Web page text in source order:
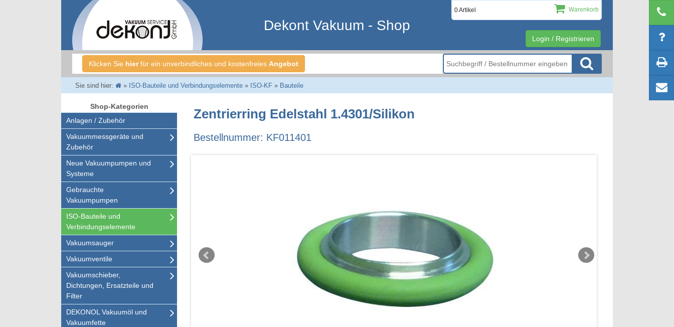
Login / Registrieren
0 Artikel Warenkorb
Dekont Vakuum - Shop
Klicken Sie hierfür ein unverbindliches und kostenfreies Angebot
Sie sind hier: » ISO-Bauteile und Verbindungselemente» ISO-KF» Bauteile
Shop-Kategorien
Anlagen / Zubehör
Vakuummessgeräte und
Zubehör
Neue Vakuumpumpen und
Systeme
Gebrauchte
Vakuumpumpen
ISO-Bauteile und
Verbindungselemente
Vakuumsauger
Vakuumventile
Vakuumschieber,
Dichtungen, Ersatzteile und
Filter
DEKONOL Vakuumöl und
Vakuumfette
Zentrierring Edelstahl 1.4301/Silikon
Bestellnummer: KF011401